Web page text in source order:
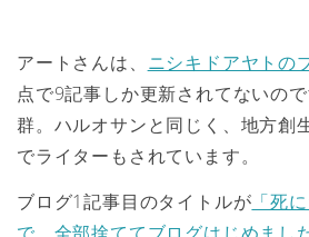
アートさんは、 ニシキドアヤトの
点で9記事しか更新されてないの
群。ハルオサンと同じく、地方創
でライターもされています。
ブログ1記事目のタイトルが 「死